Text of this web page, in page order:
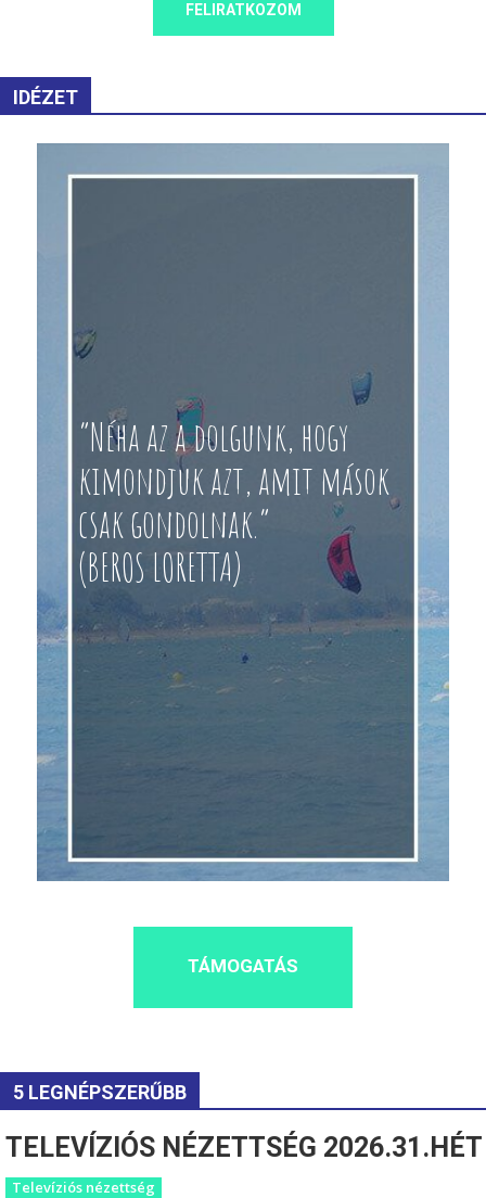
FELIRATKOZOM
IDÉZET
“Néha az a dolgunk, hogy
kimondjuk azt, amit mások
csak gondolnak.”
(BEROS LORETTA)
TÁMOGATÁS
5 LEGNÉPSZERŰBB
TELEVÍZIÓS NÉZETTSÉG 2026.31.HÉT
Televíziós nézettség